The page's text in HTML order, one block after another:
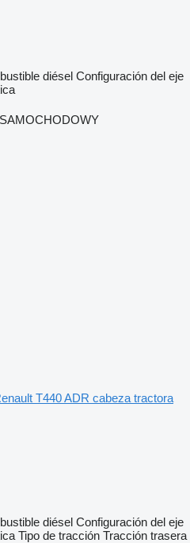
diésel Configuración del eje
T440 ADR cabeza tractora
diésel Configuración del eje
Tipo de tracción Tracción trasera